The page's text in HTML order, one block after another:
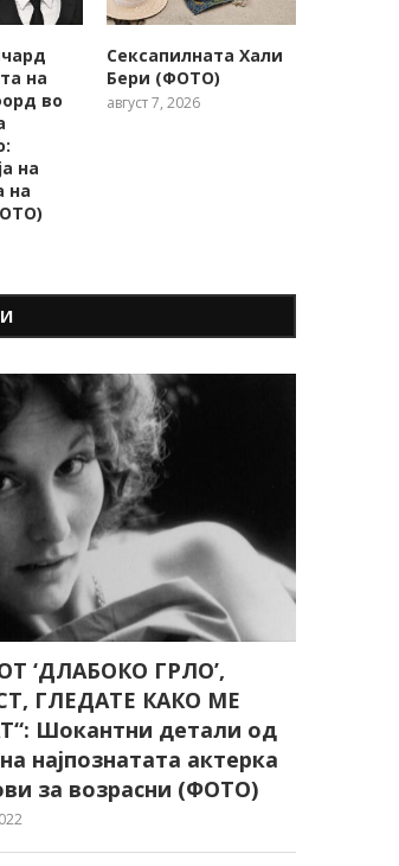
девојка на
Вооружен грабеж во
разбојниците...
на
во
на
на
Сексапилната Хали
Бери (ФОТО)
август 7, 2026
‘ДЛАБОКО ГРЛО’,
ГЛЕДАТЕ КАКО МЕ
Шокантни детали од
најпознатата актерка
за возрасни (ФОТО)